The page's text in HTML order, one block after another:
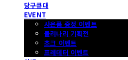
당구큐대
EVENT
사은품 증정 이벤트
몰리나리 기획전
초크 이벤트
프레데터 이벤트